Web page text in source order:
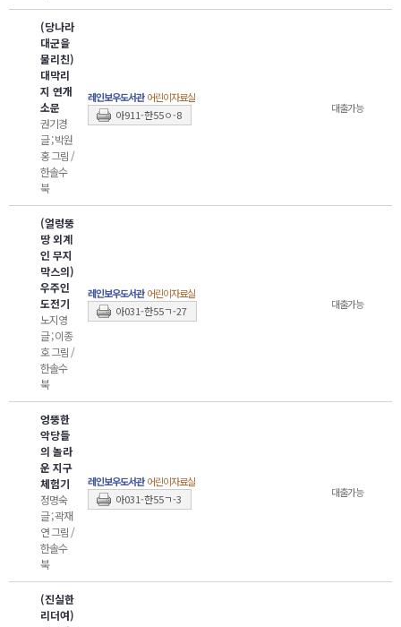
(당나라
대군을
물리친)
대막리
지 연개
소문
권기경
글 ; 박원
홍 그림 /
한솔수
북
레인보우도서관 어린이자료실
아911-한55ㅇ-8
대출가능
(얼렁뚱
땅 외계
인 무지
막스의)
우주인
도전기
노지영
글 ; 이종
호 그림 /
한솔수
북
레인보우도서관 어린이자료실
아031-한55ㄱ-27
대출가능
엉뚱한
악당들
의 놀라
운 지구
체험기
정명숙
글 ; 곽재
연 그림 /
한솔수
북
레인보우도서관 어린이자료실
아031-한55ㄱ-3
대출가능
(진실한
리더여)